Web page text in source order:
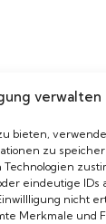
verwalten
bieten,
zu
eindeutige IDs
nicht
Merkmale und